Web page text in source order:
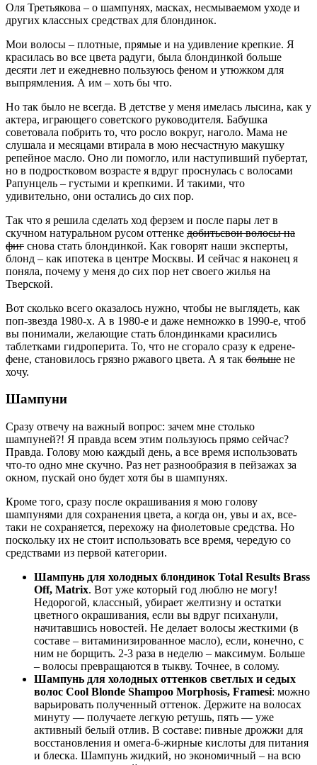
Оля Третьякова – о шампунях, масках, несмываемом уходе и
других классных средствах для блондинок.
Мои волосы – плотные, прямые и на удивление крепкие. Я
красилась во все цвета радуги, была блондинкой больше
десяти лет и ежедневно пользуюсь феном и утюжком для
выпрямления. А им – хоть бы что.
Но так было не всегда. В детстве у меня имелась лысина, как у
актера, играющего советского руководителя. Бабушка
советовала побрить то, что росло вокруг, наголо. Мама не
слушала и месяцами втирала в мою несчастную макушку
репейное масло. Оно ли помогло, или наступивший пубертат,
но в подростковом возрасте я вдруг проснулась с волосами
Рапунцель – густыми и крепкими. И такими, что
удивительно, они остались до сих пор.
Так что я решила сделать ход ферзем и после пары лет в
скучном натуральном русом оттенке добитьсвои волосы на
фиг снова стать блондинкой. Как говорят наши эксперты,
блонд – как ипотека в центре Москвы. И сейчас я наконец я
поняла, почему у меня до сих пор нет своего жилья на
Тверской.
Вот сколько всего оказалось нужно, чтобы не выглядеть, как
поп-звезда 1980-х. А в 1980-е и даже немножко в 1990-е, чтоб
вы понимали, желающие стать блондинками красились
таблетками гидроперита. То, что не сгорало сразу к едрене-
фене, становилось грязно ржавого цвета. А я так больше не
хочу.
Шампуни
Сразу отвечу на важный вопрос: зачем мне столько
шампуней?! Я правда всем этим пользуюсь прямо сейчас?
Правда. Голову мою каждый день, а все время использовать
что-то одно мне скучно. Раз нет разнообразия в пейзажах за
окном, пускай оно будет хотя бы в шампунях.
Кроме того, сразу после окрашивания я мою голову
шампунями для сохранения цвета, а когда он, увы и ах, все-
таки не сохраняется, перехожу на фиолетовые средства. Но
поскольку их не стоит использовать все время, чередую со
средствами из первой категории.
Шампунь для холодных блондинок Total Results Brass
Off, Matrix. Вот уже который год люблю не могу!
Недорогой, классный, убирает желтизну и остатки
цветного окрашивания, если вы вдруг психанули,
начитавшись новостей. Не делает волосы жесткими (в
составе – витаминизированное масло), если, конечно, с
ним не борщить. 2-3 раза в неделю – максимум. Больше
– волосы превращаются в тыкву. Точнее, в солому.
Шампунь для холодных оттенков светлых и седых
волос Cool Blonde Shampoo Morphosis, Framesi: можно
варьировать полученный оттенок. Держите на волосах
минуту — получаете легкую ретушь, пять — уже
активный белый отлив. В составе: пивные дрожжи для
восстановления и омега-6-жирные кислоты для питания
и блеска. Шампунь жидкий, но экономичный – на всю